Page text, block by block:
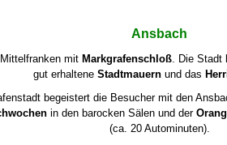
Ansbach
mit Markgrafenschloß . Die
gut erhaltene Stadtmauernund das
begeistert die Besucher mit den
in den barocken Sälenund der
(ca. 20 Autominuten).